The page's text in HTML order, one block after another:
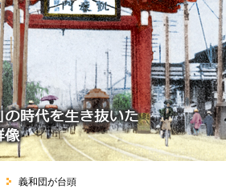
義和団が台頭